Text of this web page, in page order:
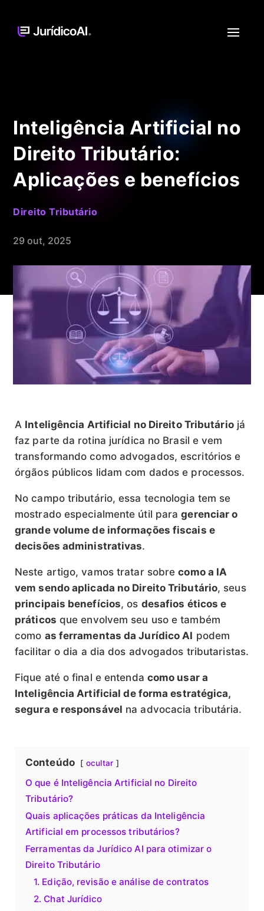
Inteligência Artificial no
Direito Tributário:
Aplicações e benefícios
Direito Tributário
29 out, 2025
A Inteligência Artificial no Direito Tributáriojá
faz parte da rotina jurídica no Brasil e vem
transformando como advogados, escritórios e
órgãos públicos lidam com dados e processos.
No campo tributário, essa tecnologia tem se
mostrado especialmente útil paragerenciar o
grande volume de informações fiscais e
decisões administrativas.
Neste artigo, vamos tratar sobrecomo a IA
vem sendo aplicada no Direito Tributário, seus
principais benefícios, os desafios éticos e
práticos que envolvem seu uso e também
como as ferramentas da Jurídico AI podem
facilitar o dia a dia dos advogados tributaristas.
Fique até o final e entenda como usar a
Inteligência Artificial de forma estratégica,
segura e responsável na advocacia tributária.
Conteúdo ocultar
O que é Inteligência Artificial no Direito
Tributário?
Quais aplicações práticas da Inteligência
Artificial em processos tributários?
Ferramentas da Jurídico AI para otimizar o
Direito Tributário
1. Edição, revisão e análise de contratos
2. Chat Jurídico